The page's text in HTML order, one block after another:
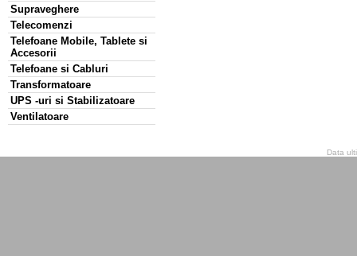
Supraveghere
Telecomenzi
Telefoane Mobile, Tablete si
Accesorii
Telefoane si Cabluri
Transformatoare
UPS -uri si Stabilizatoare
Ventilatoare
Data